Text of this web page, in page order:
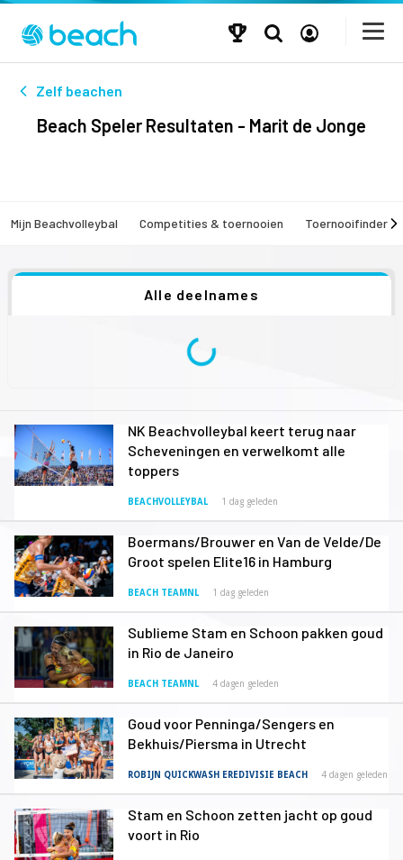
Zelf beachen
Beach Speler Resultaten - Marit de Jonge
Mijn Beachvolleybal Competities & toernooien Toernooifinder
Alle deelnames
NK Beachvolleybal keert terug naar
Scheveningen en verwelkomt alle
toppers
BEACHVOLLEYBAL 1 dag geleden
Boermans/Brouwer en Van de Velde/De
Groot spelen Elite16 in Hamburg
BEACH TEAMNL 1 dag geleden
Sublieme Stam en Schoon pakken goud
in Rio de Janeiro
BEACH TEAMNL 4 dagen geleden
Goud voor Penninga/Sengers en
Bekhuis/Piersma in Utrecht
ROBIJN QUICKWASH EREDIVISIE BEACH 4 dagen geleden
Stam en Schoon zetten jacht op goud
voort in Rio